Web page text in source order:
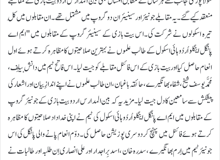
منعقد کیے گئے ۔ يہ مقابلے جونیئر اور سینیئر ان دو گروپ میں مشتمل تھے ۔ ان مقابلوں میں کُل
تیرہ اسکولوں نے شرکت کی۔اس بیت بازی کے سینیئر گروپ کے مقابلوں میں "ایم اے
پانگل اینگلو اُردُو ہائی اسکول کے طالب علموں نے بہترین صلاحیتوں کا مظاہرہ کرتے ہوئے اول
انعام حاصل کیا اور بیت بازی کے اس فائنل مقابلے کو جیت لیا۔ اس فاتح ٹیم میں دانش بيلِف ،
مُحمَّد یوسف شیخ ، شفاء بھانگیرے ، حائقہ باغبان، ان طالب علموں نے اپنے اندازِ بیان اور اشعار کی
پیشکش سے سامعین کا دل جیت لیا۔ مزید یہ کہ بین المدارس اردو بیت بازی کے جونیئر گروپ
کے مقابلوں میں ایم اے پانگل اینگلو اُردُو ہائی اسکول کی ٹیم نے اپنی خداداد صلاحیتوں کا مظاہرہ
کرتے ہوئے فائنل میں پہنچ کر دوسری پوزیشن حاصل کی۔دوّم انعام پانے والی پانگل کی اس
جونیئر ٹیم میں اِرم بھانگیرے ، سِدرہ خان ، اسد بِراجدار اور علی انصاری اِن طلبہ اور طالبات نے